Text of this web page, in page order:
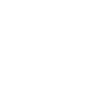
Voor poorten
Voor zeer